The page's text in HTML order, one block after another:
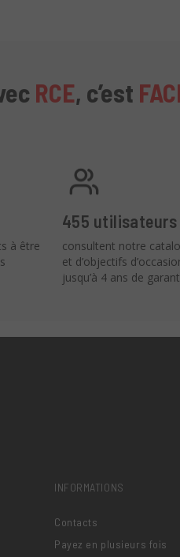
RCE, c’est
à être
455 utilisateurs
consultent notre
et d’objectifs
jusqu’à 4 ans de
INFORMATIONS
Contacts
Payez en plusieurs fois